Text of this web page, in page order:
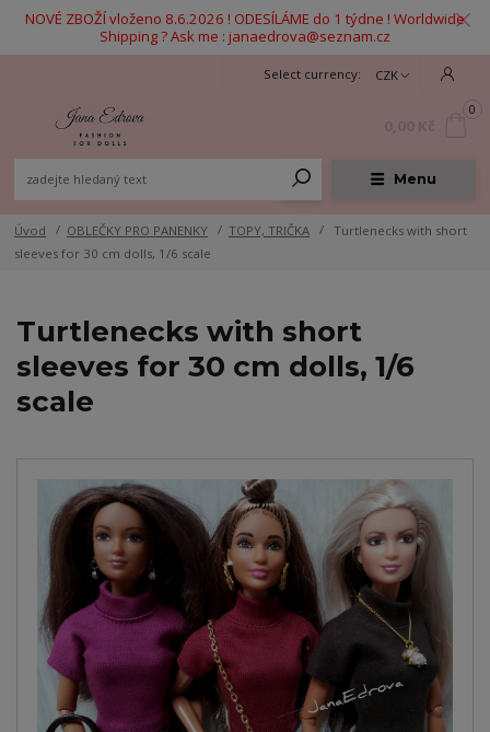
NOVÉ ZBOŽÍ vloženo 8.6.2026 ! ODESÍLÁME do 1 týdne ! Worldwide
Shipping ? Ask me : janaedrova@seznam.cz
Menu
CZK
0
Úvod OBLEČKY PRO PANENKY TOPY, TRIČKA
Turtlenecks with short
sleeves for 30 cm dolls, 1/6 scale
Turtlenecks with short
sleeves for 30 cm dolls, 1/6
scale